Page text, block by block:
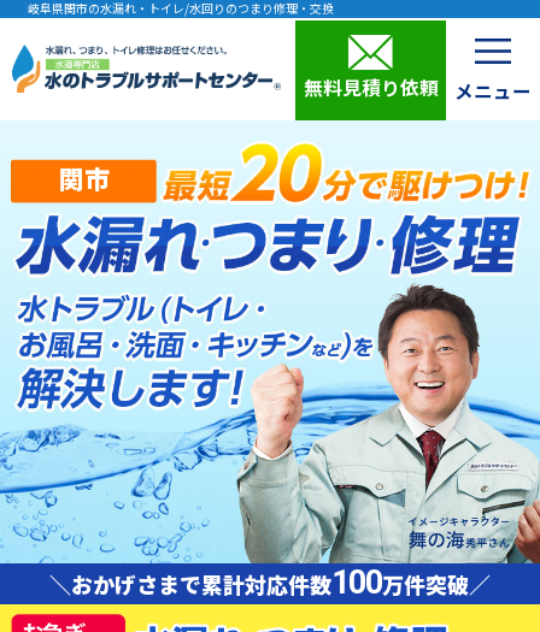
岐阜県関市の水漏れ・トイレ/水回りのつまり修理・交換
無料見積り依頼
関市
＼おかげさまで累計対応件数100万件突破／